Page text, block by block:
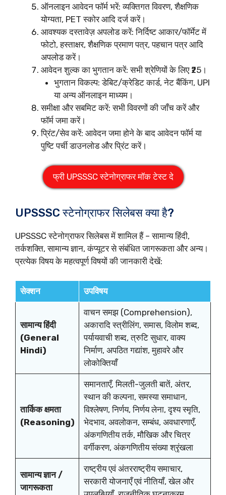
ऑनलाइन आवेदन फॉर्म भरें: व्यक्तिगत विवरण, शैक्षणिक
योग्यता, PET स्कोर आदि दर्ज करें।
आवश्यक दस्तावेज़ अपलोड करें: निर्दिष्ट आकार/फॉर्मेट में
फोटो, हस्ताक्षर, शैक्षणिक प्रमाण पत्र, पहचान पत्र आदि
अपलोड करें।
आवेदन शुल्क का भुगतान करें: सभी श्रेणियों के लिए ₹25।
भुगतान विकल्प: डेबिट/क्रेडिट कार्ड, नेट बैंकिंग, UPI
या अन्य ऑनलाइन माध्यम।
समीक्षा और सबमिट करें: सभी विवरणों की जाँच करें और
फॉर्म जमा करें।
प्रिंट/सेव करें: आवेदन जमा होने के बाद आवेदन फॉर्म या
पुष्टि पर्ची डाउनलोड और प्रिंट करें।
फ्री UPSSSC स्टेनोग्राफर मॉक टेस्ट दे
UPSSSC स्टेनोग्राफर सिलेबस क्या है?
UPSSSC स्टेनोग्राफर सिलेबस में शामिल हैं – सामान्य हिंदी,
तर्कशक्ति, सामान्य ज्ञान, कंप्यूटर से संबंधित जागरूकता और अन्य।
प्रत्येक विषय के महत्वपूर्ण विषयों की जानकारी देखें:
सेक्शन उपविषय
सामान्य हिंदी
(General
Hindi)
वाचन समझ (Comprehension),
अकारादि स्त्रीलिंग, समास, विलोम शब्द,
पर्यायवाची शब्द, त्रुटि सुधार, वाक्य
निर्माण, अपठित गद्यांश, मुहावरे और
लोकोक्तियाँ
तार्किक क्षमता
(Reasoning)
समानताएँ, मिलती-जुलती बातें, अंतर,
स्थान की कल्पना, समस्या समाधान,
विश्लेषण, निर्णय, निर्णय लेना, दृश्य स्मृति,
भेदभाव, अवलोकन, सम्बंध, अवधारणाएँ,
अंकगणितीय तर्क, मौखिक और चित्र
वर्गीकरण, अंकगणितीय संख्या श्रृंखला
सामान्य ज्ञान /
जागरूकता
राष्ट्रीय एवं अंतरराष्ट्रीय समाचार,
सरकारी योजनाएँ एवं नीतियाँ, खेल और